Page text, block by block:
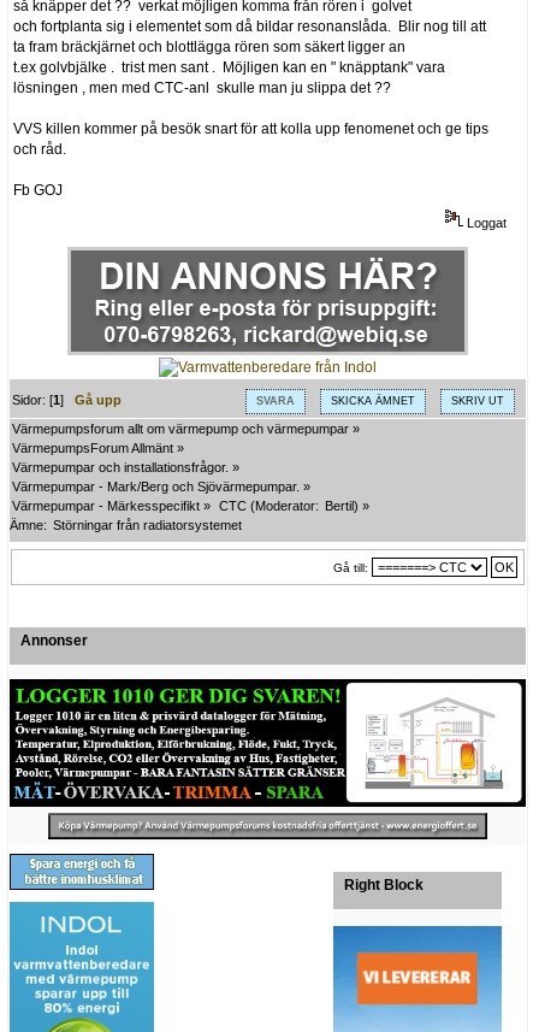
så knäpper det ?? verkat möjligen komma från rören i golvet
och fortplanta sig i elementet som då bildar resonanslåda. Blir nog till att
ta fram bräckjärnet och blottlägga rören som säkert ligger an
t.ex golvbjälke . trist men sant . Möjligen kan en " knäpptank" vara
lösningen , men med CTC-anl skulle man ju slippa det ??
VVS killen kommer på besök snart för att kolla upp fenomenet och ge tips
och råd.
Fb GOJ
Loggat
SVARA SKICKA ÄMNET SKRIV UT
Sidor: [1]Gå upp
Värmepumpsforum allt om värmepump och värmepumpar »
VärmepumpsForum Allmänt »
Värmepumpar och installationsfrågor. »
Värmepumpar - Mark/Berg och Sjövärmepumpar. »
Värmepumpar - Märkesspecifikt » CTC (Moderator: Bertil) »
Ämne: Störningar från radiatorsystemet
Gå till:
Annonser
Right Block